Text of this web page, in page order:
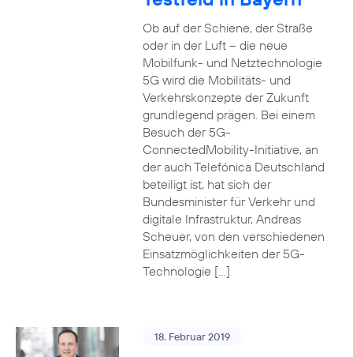
Ob auf der Schiene, der Straße
oder in der Luft – die neue
Mobilfunk- und Netztechnologie
5G wird die Mobilitäts- und
Verkehrskonzepte der Zukunft
grundlegend prägen. Bei einem
Besuch der 5G-
ConnectedMobility-Initiative, an
der auch Telefónica Deutschland
beteiligt ist, hat sich der
Bundesminister für Verkehr und
digitale Infrastruktur, Andreas
Scheuer, von den verschiedenen
Einsatzmöglichkeiten der 5G-
Technologie […]
18. Februar 2019